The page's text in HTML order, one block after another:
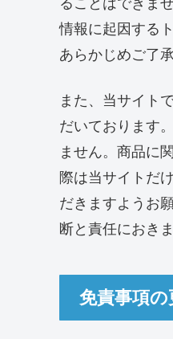
ることはできま
情報に起因する
あらかじめご了
また、当サイト
だいております
ません。商品に
際は当サイトだ
だきますようお
断と責任におき
免責事項の